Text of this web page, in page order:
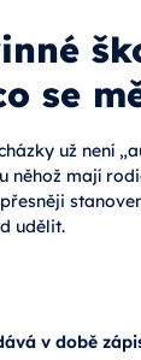
se
už není
něhož mají
udělit.
v době